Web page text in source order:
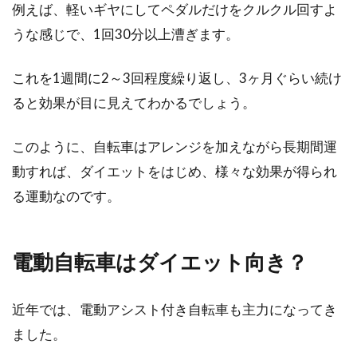
例えば、軽いギヤにしてペダルだけをクルクル回すよ
うな感じで、1回30分以上漕ぎます。
これを1週間に2～3回程度繰り返し、3ヶ月ぐらい続け
ると効果が目に見えてわかるでしょう。
このように、自転車はアレンジを加えながら長期間運
動すれば、ダイエットをはじめ、様々な効果が得られ
る運動なのです。
電動自転車はダイエット向き？
近年では、電動アシスト付き自転車も主力になってき
ました。